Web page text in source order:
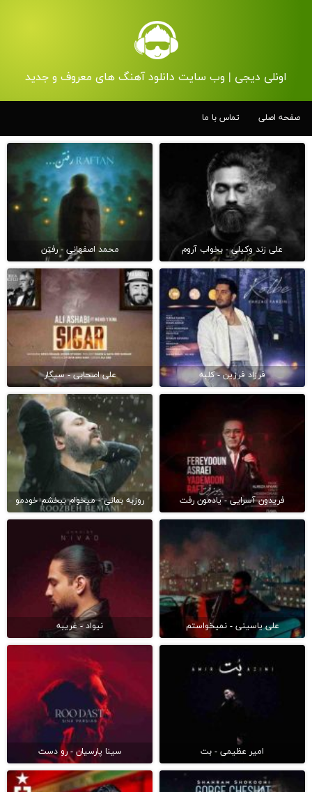
اونلی دیجی | وب سایت دانلود آهنگ های معروف و جدید
صفحه اصلی تماس با ما
علی زند وکیلی - بخواب آروم محمد اصفهانی - رفتن
فرزاد فرزین - کلبه علی اصحابی - سیگار
فریدون آسرایی - یادمون رفت روزبه بمانی - میخوام ببخشم خودمو
علی یاسینی - نمیخواستم نیواد - غریبه
امیر عظیمی - بت سینا پارسیان - رو دست